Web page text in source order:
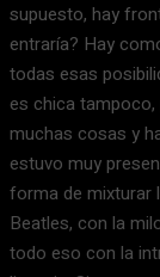
supuesto, hay
entraría? Hay
todas esas
es chica
muchas cosas y
estuvo muy
forma de mixturar
Beatles, con la
todo eso con la